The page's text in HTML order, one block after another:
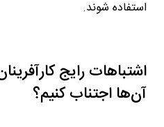
استفاده شوند.
اشتباهات رایج
آن‌ها اجتناب کنیم؟